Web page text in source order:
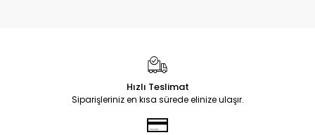
Hızlı Teslimat
Siparişleriniz en kısa sürede elinize ulaşır.